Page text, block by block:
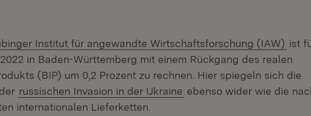
Institut für angewandte Wirtschaftsforschung (IAW) ist
in Baden-Württemberg mit einem Rückgang des realen
(BIP) um 0,2 Prozent zu rechnen. Hier spiegeln sich die
russischen Invasion in der Ukraine ebenso wider wie die
internationalen Lieferketten.